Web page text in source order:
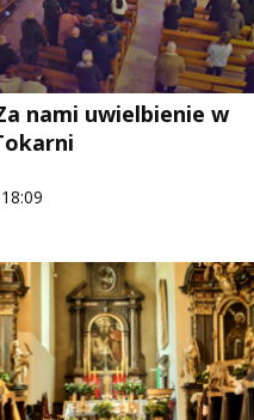
nami uwielbienie w